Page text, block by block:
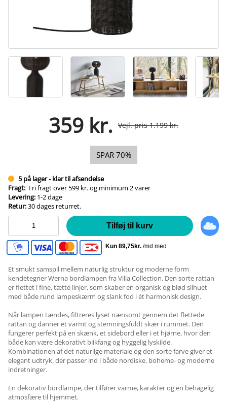
359 kr. Vejl. pris 1.199 kr.
SPAR 70%
5 på lager - klar til afsendelse
Fragt: Fri fragt over 599 kr. og minimum 2 varer
Levering: 1-2 dage
Retur:30 dages returret.
Tilføj til kurv
Et smukt samspil mellem naturlig struktur og moderne form
kendetegner Werna bordlampen fra Villa Collection. Den sorte rattan
er flettet i fine, tætte linjer, som skaber en organisk og blød silhuet
med både rund lampeskærm og slank fod i ét harmonisk design.
Når lampen tændes, filtreres lyset nænsomt gennem det flettede
rattan og danner et varmt og stemningsfuldt skær i rummet. Den
fungerer perfekt på en skænk, et sidebord eller i et hjørne, hvor den
både kan være dekorativt blikfang og hyggelig lyskilde.
Kombinationen af det naturlige materiale og den sorte farve giver et
elegant udtryk, der passer ind i både nordiske, boheme- og moderne
indretninger.
En dekorativ bordlampe, der tilfører varme, karakter og en behagelig
atmosfære til hjemmet.